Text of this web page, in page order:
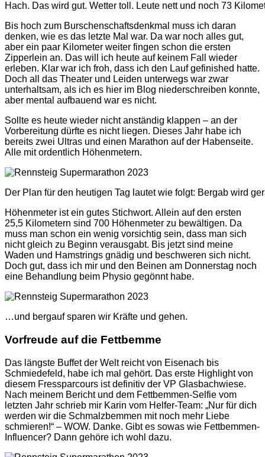
Hach. Das wird gut. Wetter toll. Leute nett und noch 73
Bis hoch zum Burschenschaftsdenkmal muss ich daran
denken, wie es das letzte Mal war. Da war noch alles gut,
aber ein paar Kilometer weiter fingen schon die ersten
Zipperlein an. Das will ich heute auf keinem Fall wieder
erleben. Klar war ich froh, dass ich den Lauf gefinished hatte.
Doch all das Theater und Leiden unterwegs war zwar
unterhaltsam, als ich es hier im Blog niederschreiben konnte,
aber mental aufbauend war es nicht.
Sollte es heute wieder nicht anständig klappen – an der
Vorbereitung dürfte es nicht liegen. Dieses Jahr habe ich
bereits zwei Ultras und einen Marathon auf der Habenseite.
Alle mit ordentlich Höhenmetern.
Der Plan für den heutigen Tag lautet wie folgt: Bergab wird
Höhenmeter ist ein gutes Stichwort. Allein auf den ersten
25,5 Kilometern sind 700 Höhenmeter zu bewältigen. Da
muss man schon ein wenig vorsichtig sein, dass man sich
nicht gleich zu Beginn verausgabt. Bis jetzt sind meine
Waden und Hamstrings gnädig und beschweren sich nicht.
Doch gut, dass ich mir und den Beinen am Donnerstag noch
eine Behandlung beim Physio gegönnt habe.
…und bergauf sparen wir Kräfte und gehen.
Vorfreude auf die Fettbemme
Das längste Buffet der Welt reicht von Eisenach bis
Schmiedefeld, habe ich mal gehört. Das erste Highlight von
diesem Fressparcours ist definitiv der VP Glasbachwiese.
Nach meinem Bericht und dem Fettbemmen-Selfie vom
letzten Jahr schrieb mir Karin vom Helfer-Team: „Nur für dich
werden wir die Schmalzbemmen mit noch mehr Liebe
schmieren!“ – WOW. Danke. Gibt es sowas wie Fettbemmen-
Influencer? Dann gehöre ich wohl dazu.